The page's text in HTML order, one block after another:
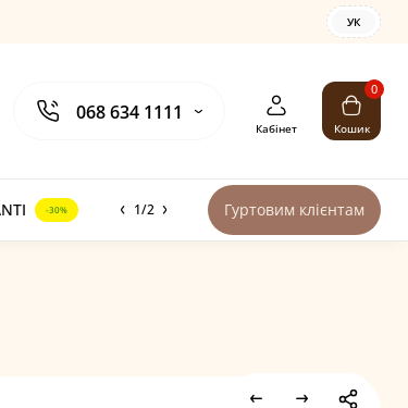
УК
068 634 1111
Кабінет
0
Кошик
-30% 1/2 Гуртовим клієнтам